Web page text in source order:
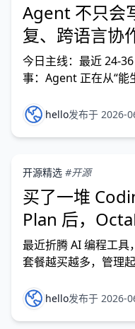
Agent 不只会
复、跨语言协
键环节
今日主线：最近 24-
事：Agent 正在从“能
Agent 要有协议边界
台还要让成本和调试
hello发布于 2026-
开源精选 #开源
买了一堆
Plan 后，
统一管理起来
最近折腾 AI 编程工具
套餐越买越多，管理
Coding Plan；为了跑
Plan；看到某个平台
hello发布于 2026-